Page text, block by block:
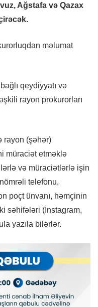
Ağstafa və Qazax
məlumat
qeydiyyatı və
rayon prokurorları
rayon (şəhər)
müraciət etməklə
və müraciətlərlə işin
telefonu,
poçt ünvanı, həmçinin
səhifələri (İnstagram,
yazıla bilərlər.